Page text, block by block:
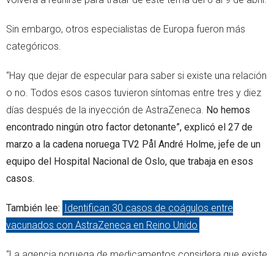
Sin embargo, otros especialistas de Europa fueron más
categóricos.
“Hay que dejar de especular para saber si existe una relación
o no. Todos esos casos tuvieron síntomas entre tres y diez
días después de la inyección de AstraZeneca. No hemos
encontrado ningún otro factor detonante”, explicó el 27 de
marzo a la cadena noruega TV2 Pål André Holme, jefe de un
equipo del Hospital Nacional de Oslo, que trabaja en esos
casos.
También lee: Identifican 30 casos de coágulos entre
vacunados con AstraZeneca en Reino Unido